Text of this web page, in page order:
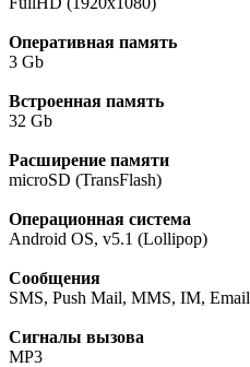
Оперативная память
3 Gb
Встроенная память
32 Gb
Расширение памяти
microSD (TransFlash)
Операционная система
Android OS, v5.1 (Lollipop)
Сообщения
SMS, Push Mail, MMS, IM, Email
Сигналы вызова
MP3